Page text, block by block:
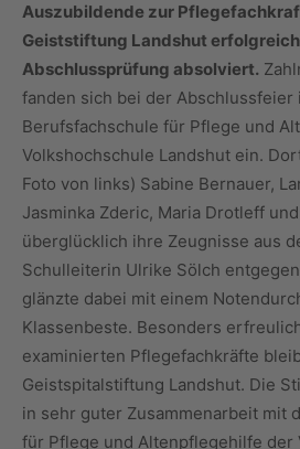
Auszubildende zur
Geiststiftung Landshut
Abschlussprüfung absolviert.
fanden sich bei der Abschlussfeier
Berufsfachschule für Pflege und
Volkshochschule Landshut ein.
Foto von links) Sabine Bernauer,
Jasminka Zderic, Maria Drotleff
überglücklich ihre Zeugnisse aus
Schulleiterin Ulrike Sölch
glänzte dabei mit einem
Klassenbeste. Besonders
examinierten Pflegefachkräfte
Geistspitalstiftung Landshut. Die
in sehr guter Zusammenarbeit mit
für Pflege und Altenpflegehilfe der